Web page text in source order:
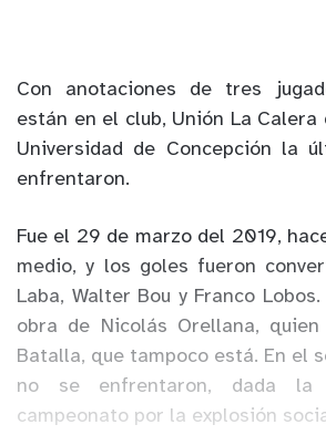
Con anotaciones de tres
están en el club, Unión La Calera
Universidad de Concepción la
enfrentaron.
Fue el 29 de marzo del 2019,
medio, y los goles fueron
Laba, Walter Bou y Franco
obra de Nicolás Orellana,
Batalla, que tampoco está. En el
no se enfrentaron, dada la
campeonato por la explosión